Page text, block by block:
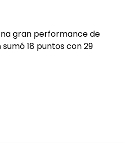
gran performance de
18 puntos con 29